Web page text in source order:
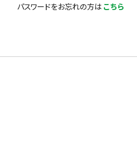
パスワードをお忘れの方は こちら